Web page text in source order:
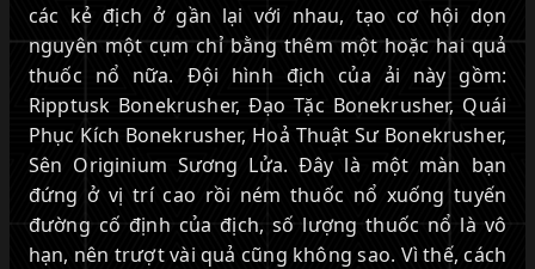
các kẻ địch ở gần lại với nhau, tạo cơ hội dọn
nguyên một cụm chỉ bằng thêm một hoặc hai quả
thuốc nổ nữa. Đội hình địch của ải này gồm:
Ripptusk Bonekrusher, Đạo Tặc Bonekrusher, Quái
Phục Kích Bonekrusher, Hoả Thuật Sư Bonekrusher,
Sên Originium Sương Lửa. Đây là một màn bạn
đứng ở vị trí cao rồi ném thuốc nổ xuống tuyến
đường cố định của địch, số lượng thuốc nổ là vô
hạn, nên trượt vài quả cũng không sao. Vì thế, cách